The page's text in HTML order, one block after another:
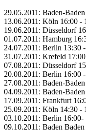
29.05.2011: Baden-
13.06.2011: Köln 16:00 -
19.06.2011: Düsseldorf
01.07.2011: Hamburg
24.07.2011: Berlin 13:30
31.07.2011: Krefeld
07.08.2011: Düsseldorf
20.08.2011: Berlin 16:00
27.08.2011: Baden-
04.09.2011: Baden-
17.09.2011: Frankfurt
25.09.2011: Köln 14:30 -
03.10.2011: Berlin 16:00-
09.10.2011: Baden